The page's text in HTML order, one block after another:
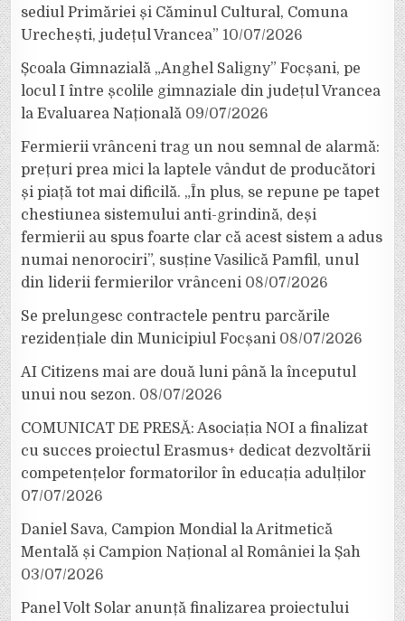
sediul Primăriei și Căminul Cultural, Comuna
Urechești, județul Vrancea” 10/07/2026
Școala Gimnazială „Anghel Saligny” Focșani, pe
locul I între școlile gimnaziale din județul Vrancea
la Evaluarea Națională 09/07/2026
Fermierii vrânceni trag un nou semnal de alarmă:
prețuri prea mici la laptele vândut de producători
și piață tot mai dificilă. „În plus, se repune pe tapet
chestiunea sistemului anti-grindină, deși
fermierii au spus foarte clar că acest sistem a adus
numai nenorociri”, susține Vasilică Pamfil, unul
din liderii fermierilor vrânceni 08/07/2026
Se prelungesc contractele pentru parcările
rezidențiale din Municipiul Focșani 08/07/2026
AI Citizens mai are două luni până la începutul
unui nou sezon. 08/07/2026
COMUNICAT DE PRESĂ: Asociația NOI a finalizat
cu succes proiectul Erasmus+ dedicat dezvoltării
competențelor formatorilor în educația adulților
07/07/2026
Daniel Sava, Campion Mondial la Aritmetică
Mentală și Campion Național al României la Șah
03/07/2026
Panel Volt Solar anunță finalizarea proiectului